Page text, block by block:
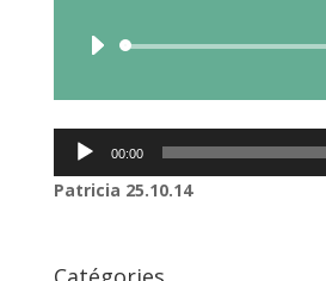
Lecteur
Lecteur
00:00
Patricia 25.10.14